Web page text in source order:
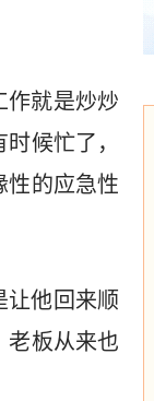
作就是炒炒
候忙了，
性的应急性
让他回来顺
老板从来也